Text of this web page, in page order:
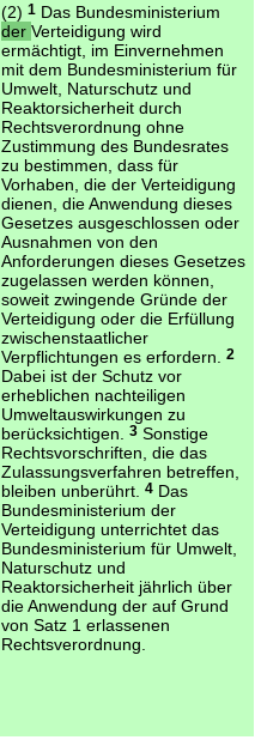
(2) 1Das Bundesministerium
der Verteidigung wird
ermächtigt, im Einvernehmen
mit dem Bundesministerium für
Umwelt, Naturschutz und
Reaktorsicherheit durch
Rechtsverordnung ohne
Zustimmung des Bundesrates
zu bestimmen, dass für
Vorhaben, die der Verteidigung
dienen, die Anwendung dieses
Gesetzes ausgeschlossen oder
Ausnahmen von den
Anforderungen dieses Gesetzes
zugelassen werden können,
soweit zwingende Gründe der
Verteidigung oder die Erfüllung
zwischenstaatlicher
Verpflichtungen es erfordern.
2
Dabei ist der Schutz vor
erheblichen nachteiligen
Umweltauswirkungen zu
berücksichtigen.
3Sonstige
Rechtsvorschriften, die das
Zulassungsverfahren betreffen,
bleiben unberührt.
4Das
Bundesministerium der
Verteidigung unterrichtet das
Bundesministerium für Umwelt,
Naturschutz und
Reaktorsicherheit jährlich über
die Anwendung der auf Grund
von Satz 1 erlassenen
Rechtsverordnung.